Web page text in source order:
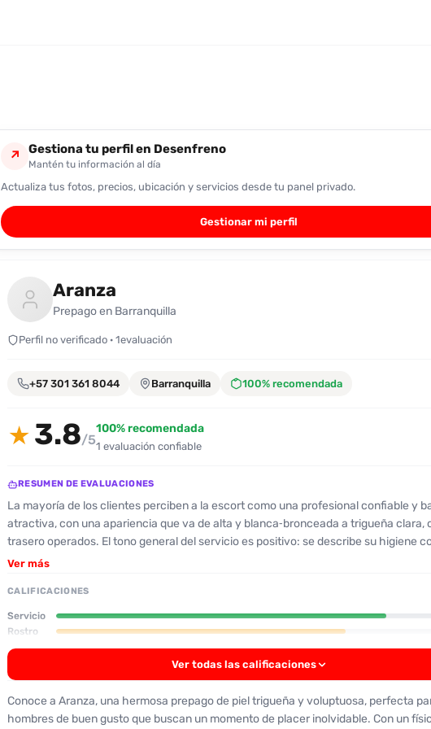
↗ Gestiona tu perfil en Desenfreno
Mantén tu información al día
Actualiza tus fotos, precios, ubicación y servicios desde tu panel privado.
Gestionar mi perfil
Aranza
Prepago en Barranquilla
Perfil no verificado · 1evaluación
+57 301 361 8044 Barranquilla 100% recomendada
★ 3.8/5
100% recomendada
1 evaluación confiable
RESUMEN DE EVALUACIONES
La mayoría de los clientes perciben a la escort como una profesional confiable y
atractiva, con una apariencia que va de alta y blanca‑bronceada a trigueña clara,
trasero operados. El tono general del servicio es positivo: se describe su higiene
impecable y su actitud como amable y abierta. Se destaca su gran habilidad oral,
menciona el uso de anal, y la mayoría de las reseñas no incluyen esa práctica. Se
que la cliente no estaba muy interesada en dar besos, algo que el cliente menciona
pudo experimentar. A nivel de trato, se valora su disposición a escuchar, a iniciar
a dejar que el cliente toque primero, lo que genera una sensación de confianza.
aspectos negativos, el único punto que aparece es el desconcierto inicial del
que la escort era trans, y la falta de experiencia en besos. En conjunto, la escort
estética atractiva, buena comunicación y excelentes habilidades orales, lo que la
una opción recomendada para clientes que buscan una experiencia cómoda y
Ver más
CALIFICACIONES
Servicio
Rostro
Ver todas las calificaciones
Conoce a Aranza, una hermosa prepago de piel trigueña y voluptuosa, perfecta
hombres de buen gusto que buscan un momento de placer inolvidable. Con un